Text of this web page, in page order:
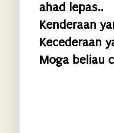
ahad lepas..
Kenderaan
Kecederaan
Moga beliau